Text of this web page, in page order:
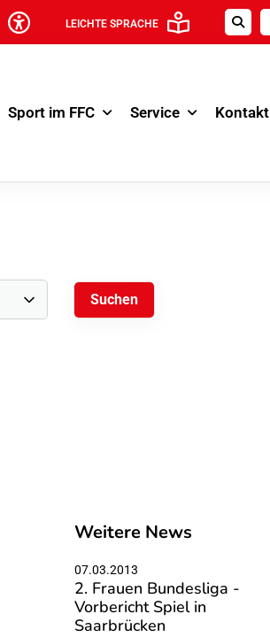
LEICHTE SPRACHE
Sport im FFC Service Kontakt
Weitere News
07.03.2013
2. Frauen Bundesliga -
Vorbericht Spiel in
Saarbrücken